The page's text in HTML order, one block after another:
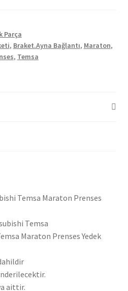
Parça
, Braket.Ayna Bağlantı, Maraton,
, Temsa
Temsa Maraton Prenses
Temsa
Maraton Prenses Yedek
aittir.